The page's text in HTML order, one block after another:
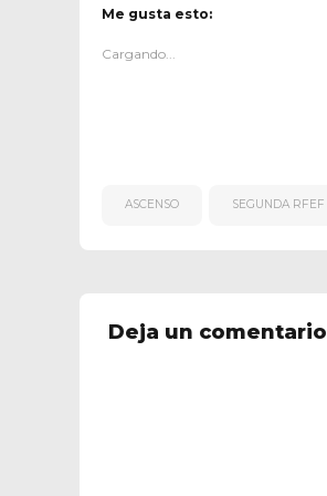
Me gusta esto:
Cargando...
ASCENSO SEGUNDA RFEF
Deja un comentario